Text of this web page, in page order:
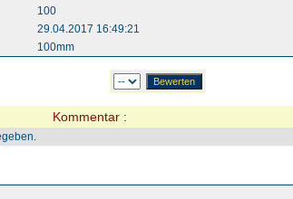
100
29.04.2017 16:49:21
100mm
Kommentar :